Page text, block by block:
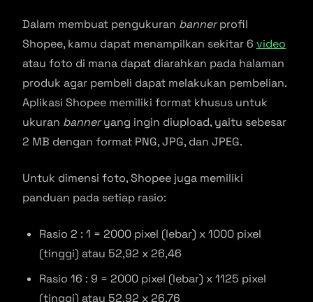
Dalam membuat pengukuran bannerprofil
Shopee, kamu dapat menampilkan sekitar 6 video
atau foto di mana dapat diarahkan pada halaman
produk agar pembeli dapat melakukan pembelian.
Aplikasi Shopee memiliki format khusus untuk
ukuran banneryang ingin diupload, yaitu sebesar
2 MB dengan format PNG, JPG, dan JPEG.
Untuk dimensi foto, Shopee juga memiliki
panduan pada setiap rasio:
Rasio 2 : 1 = 2000 pixel (lebar) x 1000 pixel
(tinggi) atau 52,92 x 26,46
Rasio 16 : 9 = 2000 pixel (lebar) x 1125 pixel
(tinggi) atau 52,92 x 26,76